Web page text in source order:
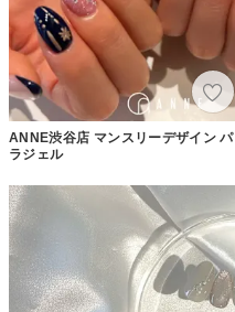
ANNE渋谷店 マンスリーデザイン パ
ラジェル